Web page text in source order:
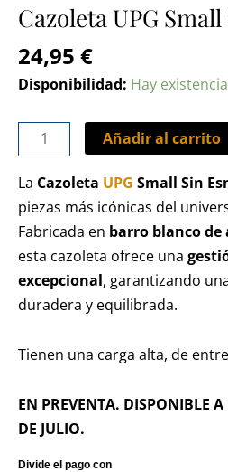
Cazoleta UPG
24,95 €
Disponibilidad: Hay
Añadir al carrito
La Cazoleta UPG Small Sin
piezas más icónicas del
Fabricada en barro blanco
esta cazoleta ofrece una
excepcional, garantizando
duradera y equilibrada.
Tienen una carga alta, de
EN PREVENTA. DISPONIBLE
DE JULIO.